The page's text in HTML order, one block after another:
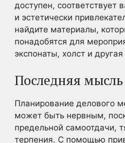
доступен, соответствует
и эстетически
найдите материалы,
понадобятся для
экспонаты, холст и
Последняя мысль
Планирование делового
может быть нервным,
предельной самоотдачи,
терпения. С помощью